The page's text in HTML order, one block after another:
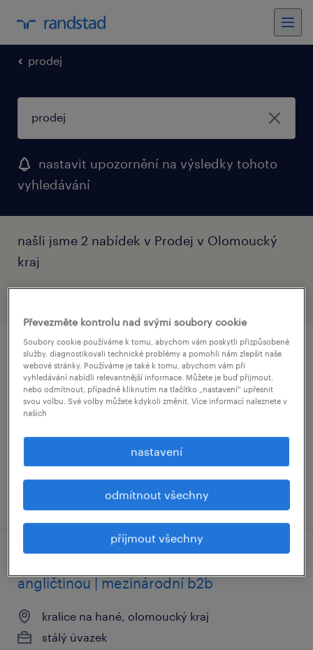
prodej
nastavit upozornění na výsledky tohoto
vyhledávání
našli jsme 2 nabídek v Prodej v Olomoucký
kraj
obchodní asistent/ka - full home-office
olomouc, olomoucký kraj
stálý úvazek
uveřejněno 22 června 2026
angličtinou | mezinárodní b2b
kralice na hané, olomoucký kraj
stálý úvazek
Převezměte kontrolu nad svými soubory cookie
Soubory cookie používáme k tomu, abychom vám poskytli přizpůsobené
služby, diagnostikovali technické problémy a pomohli nám zlepšit naše
webové stránky. Používáme je také k tomu, abychom vám při
vyhledávání nabídli relevantnější informace. Můžete je buď přijmout,
nebo odmítnout, případně kliknutím na tlačítko „nastavení“ upřesnit
svou volbu. Své volby můžete kdykoli změnit. Více informací naleznete v
našich
nastavení
odmítnout všechny
přijmout všechny